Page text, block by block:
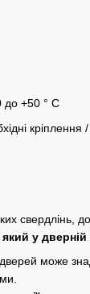
до +50 ° C
кріплення /
свердлінь,
у
може